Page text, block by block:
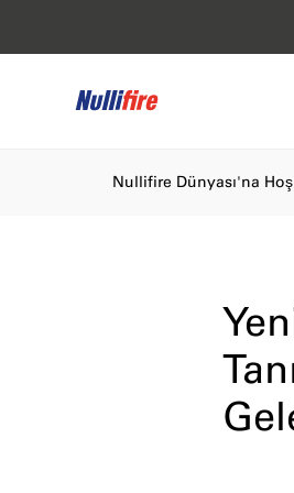
Nullifire Dünyası'na